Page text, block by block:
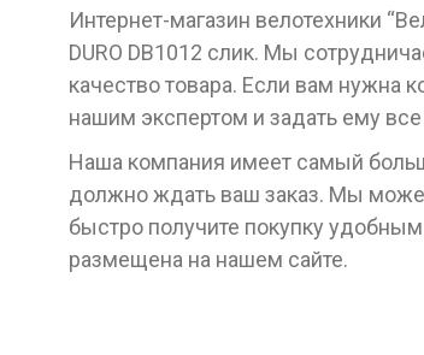
Интернет-магазин велотехники
DURO DB1012 слик. Мы
качество товара. Если вам нужна
нашим экспертом и задать ему
Наша компания имеет самый
должно ждать ваш заказ. Мы
быстро получите покупку
размещена на нашем сайте.